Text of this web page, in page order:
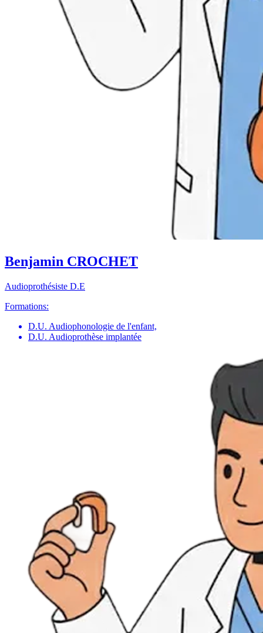
Benjamin CROCHET
Audioprothésiste D.E
Formations:
D.U. Audiophonologie de l'enfant,
D.U. Audioprothèse implantée